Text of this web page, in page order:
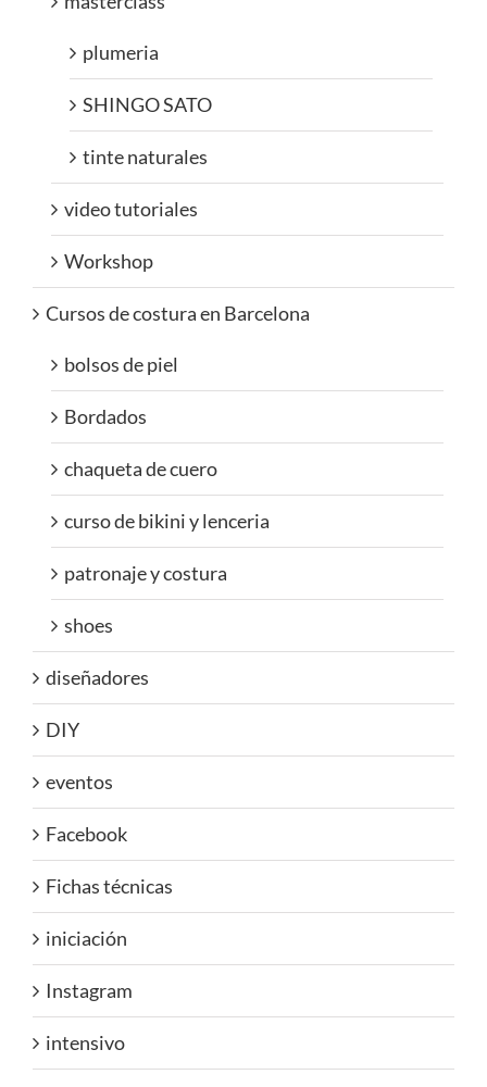
plumeria
SHINGO SATO
tinte naturales
video tutoriales
Workshop
Cursos de costura en Barcelona
bolsos de piel
Bordados
chaqueta de cuero
curso de bikini y lenceria
patronaje y costura
shoes
diseñadores
DIY
eventos
Facebook
Fichas técnicas
iniciación
Instagram
intensivo